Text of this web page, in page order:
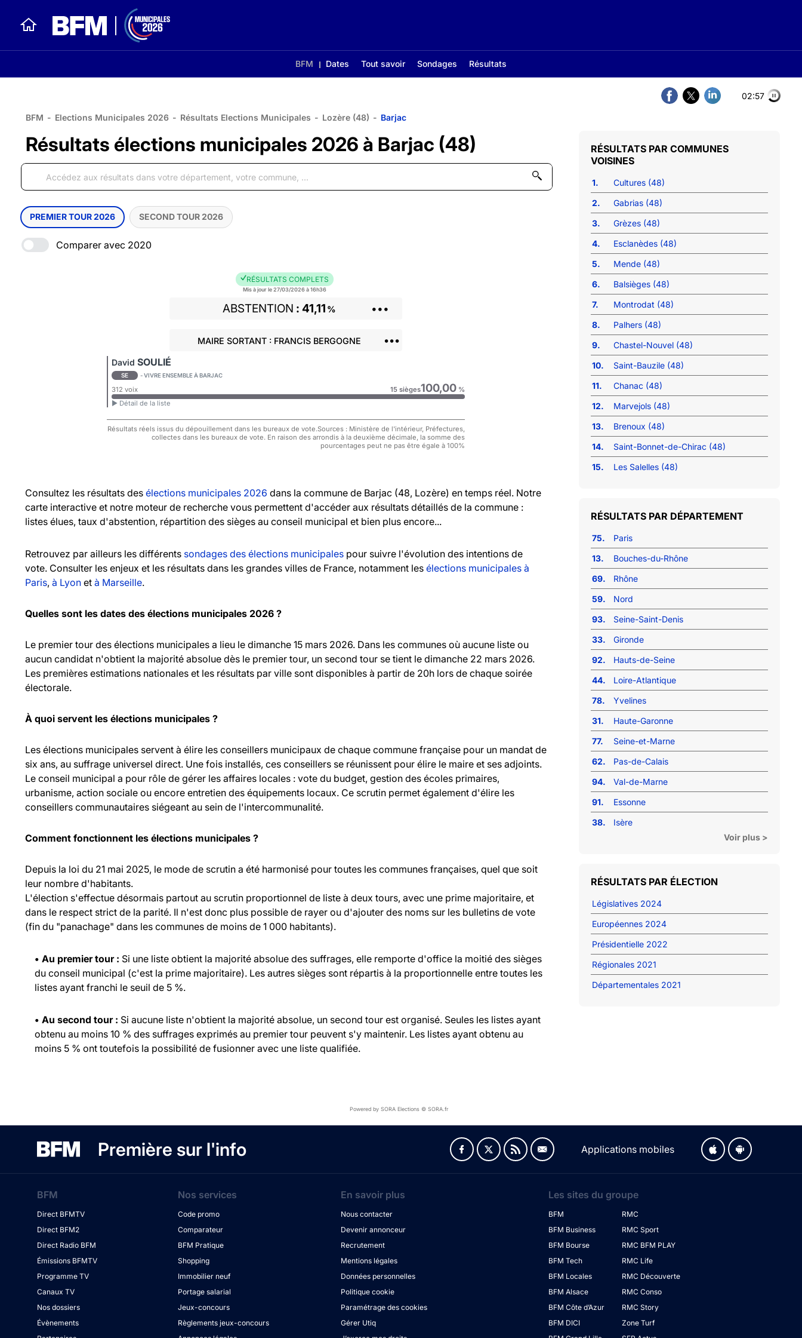
BFM Dates Tout savoir Sondages Résultats
02:57
BFM - Elections Municipales 2026 - Résultats Elections Municipales - Lozère (48) - Barjac
Résultats élections municipales 2026 à Barjac (48)
PREMIER TOUR 2026 SECOND TOUR 2026
Comparer avec 2020
RÉSULTATS COMPLETS
Mis à jour le 27/03/2026 à 16h36
ABSTENTION 41,11 % •••
MAIRE SORTANT : FRANCIS BERGOGNE •••
David SOULIÉ
SE - VIVRE ENSEMBLE À BARJAC
312 voix 15 sièges100,00 %
► Détail de la liste
Résultats réels issus du dépouillement dans les bureaux de vote.Sources : Ministère de l'intérieur, Préfectures,
collectes dans les bureaux de vote. En raison des arrondis à la deuxième décimale, la somme des
pourcentages peut ne pas être égale à 100%
Consultez les résultats des élections municipales 2026 dans la commune de Barjac (48, Lozère) en temps réel. Notre
carte interactive et notre moteur de recherche vous permettent d'accéder aux résultats détaillés de la commune :
listes élues, taux d'abstention, répartition des sièges au conseil municipal et bien plus encore...
Retrouvez par ailleurs les différents sondages des élections municipales pour suivre l'évolution des intentions de
vote. Consulter les enjeux et les résultats dans les grandes villes de France, notamment les élections municipales à
Paris, à Lyon et à Marseille.
Quelles sont les dates des élections municipales 2026 ?
Le premier tour des élections municipales a lieu le dimanche 15 mars 2026. Dans les communes où aucune liste ou
aucun candidat n'obtient la majorité absolue dès le premier tour, un second tour se tient le dimanche 22 mars 2026.
Les premières estimations nationales et les résultats par ville sont disponibles à partir de 20h lors de chaque soirée
électorale.
À quoi servent les élections municipales ?
Les élections municipales servent à élire les conseillers municipaux de chaque commune française pour un mandat de
six ans, au suffrage universel direct. Une fois installés, ces conseillers se réunissent pour élire le maire et ses adjoints.
Le conseil municipal a pour rôle de gérer les affaires locales : vote du budget, gestion des écoles primaires,
urbanisme, action sociale ou encore entretien des équipements locaux. Ce scrutin permet également d'élire les
conseillers communautaires siégeant au sein de l'intercommunalité.
Comment fonctionnent les élections municipales ?
Depuis la loi du 21 mai 2025, le mode de scrutin a été harmonisé pour toutes les communes françaises, quel que soit
leur nombre d'habitants.
L'élection s'effectue désormais partout au scrutin proportionnel de liste à deux tours, avec une prime majoritaire, et
dans le respect strict de la parité. Il n'est donc plus possible de rayer ou d'ajouter des noms sur les bulletins de vote
(fin du "panachage" dans les communes de moins de 1 000 habitants).
• Au premier tour : Si une liste obtient la majorité absolue des suffrages, elle remporte d'office la moitié des sièges
du conseil municipal (c'est la prime majoritaire). Les autres sièges sont répartis à la proportionnelle entre toutes les
listes ayant franchi le seuil de 5 %.
• Au second tour : Si aucune liste n'obtient la majorité absolue, un second tour est organisé. Seules les listes ayant
obtenu au moins 10 % des suffrages exprimés au premier tour peuvent s'y maintenir. Les listes ayant obtenu au
moins 5 % ont toutefois la possibilité de fusionner avec une liste qualifiée.
COMMUNES
VOISINES
1.
Cultures (48)
2.
Gabrias (48)
3.
Grèzes (48)
4.
Esclanèdes (48)
5.
Mende (48)
6.
Balsièges (48)
7.
Montrodat (48)
8.
Palhers (48)
9.
Chastel-Nouvel (48)
10.
Saint-Bauzile (48)
11.
Chanac (48)
12.
Marvejols (48)
13.
Brenoux (48)
14.
Saint-Bonnet-de-Chirac (48)
15.
Les Salelles (48)
RÉSULTATS PAR DÉPARTEMENT
75.
Paris
13.
Bouches-du-Rhône
69.
Rhône
59.
Nord
93.
Seine-Saint-Denis
33.
Gironde
92.
Hauts-de-Seine
44.
Loire-Atlantique
78.
Yvelines
31.
Haute-Garonne
77.
Seine-et-Marne
62.
Pas-de-Calais
94.
Val-de-Marne
91.
Essonne
38.
Isère
Voir plus >
RÉSULTATS PAR ÉLECTION
Législatives 2024
Européennes 2024
Présidentielle 2022
Régionales 2021
Départementales 2021
Powered by SORA Elections © SORA.fr
Première sur l'info Applications mobiles
BFM
Direct BFMTV
Direct BFM2
Direct Radio BFM
Émissions BFMTV
Programme TV
Canaux TV
Nos dossiers
Évènements
Nos services
Code promo
Comparateur
BFM Pratique
Shopping
Immobilier neuf
Portage salarial
Jeux-concours
Règlements jeux-concours
En savoir plus
Nous contacter
Devenir annonceur
Recrutement
Mentions légales
Données personnelles
Politique cookie
Paramétrage des cookies
Gérer Utiq
Les sites du groupe
BFM
BFM Business
BFM Bourse
BFM Tech
BFM Locales
BFM Alsace
BFM Côte d’Azur
BFM DICI
RMC
RMC Sport
RMC BFM PLAY
RMC Life
RMC Découverte
RMC Conso
RMC Story
Zone Turf